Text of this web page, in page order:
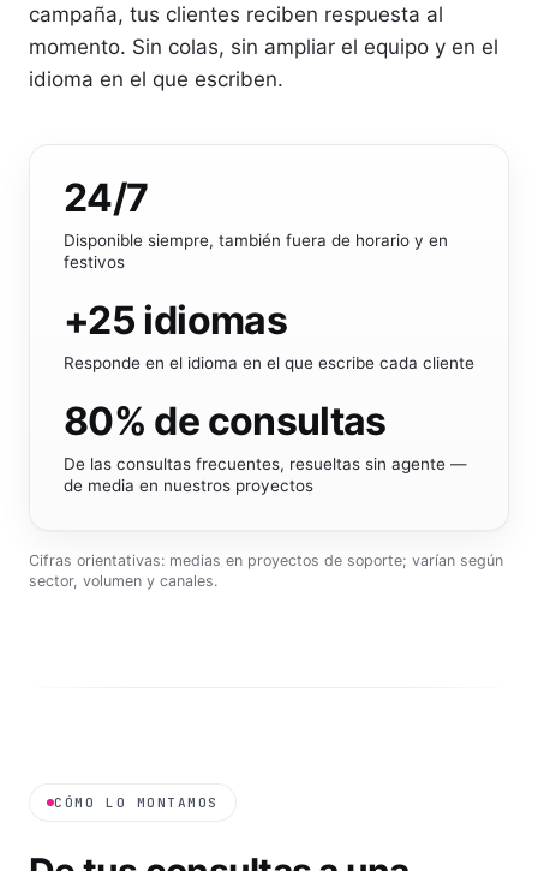
Fuera de horario, en festivos o en plena
campaña, tus clientes reciben respuesta al
momento. Sin colas, sin ampliar el equipo y en el
24/7
Disponible siempre, también fuera de horario y en
+25idiomas
80% de consultas
De las consultas frecuentes, resueltas sin agente —
Cifras orientativas: medias en proyectos de soporte; varían según